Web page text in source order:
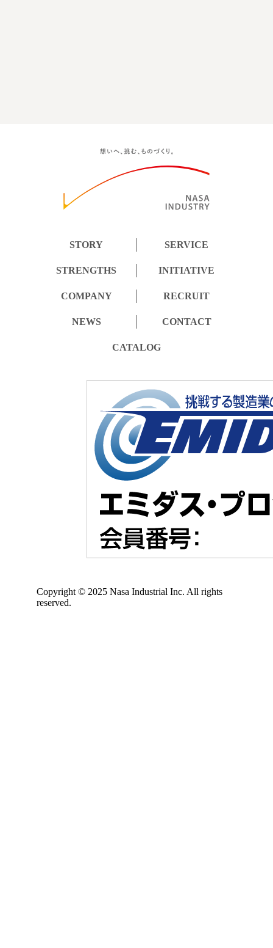
STORY SERVICE
STRENGTHS INITIATIVE
COMPANY RECRUIT
NEWS CONTACT
CATALOG
Copyright © 2025 Nasa Industrial Inc. All rights
reserved.